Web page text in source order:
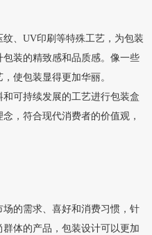
、UV印刷等特殊工艺，为包装
装的精致感和品质感。像一些
使包装显得更加华丽。
可持续发展的工艺进行包装盒
，符合现代消费者的价值观，
的需求、喜好和消费习惯，针
体的产品，包装设计可以更加